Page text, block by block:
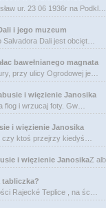
ur. 23 06 1936r na Podkl…
i jego muzeum
Salvadora Dali jest obcięt…
bawełnianego magnata
przy ulicy Ogrodowej je…
i więzienie Janosika
flog i wrzucaj foty. Gw…
i więzienie Janosika
czy ktoś przejrzy kiedyś…
i więzienie JanosikaZ
tabliczka?
Rajecké Teplice , na śc…